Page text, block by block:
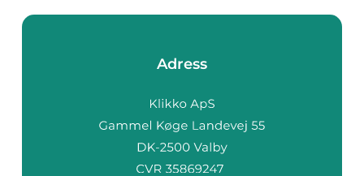
Adress